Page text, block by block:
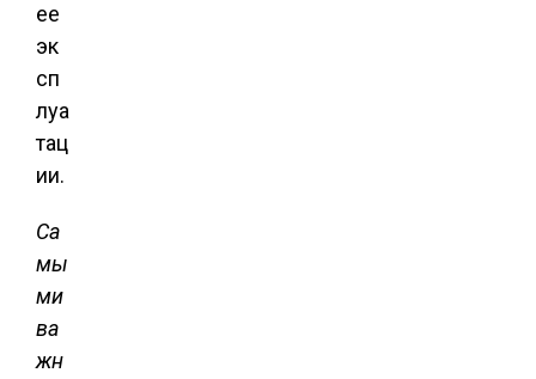
ее
эк
сп
луа
тац
ии.
Са
мы
ми
ва
жн